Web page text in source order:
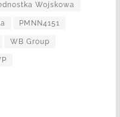
Wojskowa
PMNN4151
WB Group